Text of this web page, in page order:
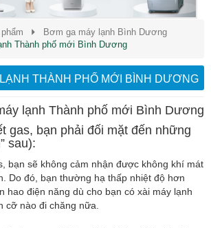
Bơm ga máy lạnh Bình Dương
Thành phố mới Bình Dương
THÀNH PHỐ MỚI BÌNH DƯƠNG
lạnh Thành phố mới Bình Dương
gas, bạn phải đối mặt đến những
sau):
bạn sẽ không cảm nhận được không khí mát
Do đó, bạn thường hạ thấp nhiệt độ hơn
hao điện năng dù cho bạn có xài máy lạnh
cỡ nào đi chăng nữa.